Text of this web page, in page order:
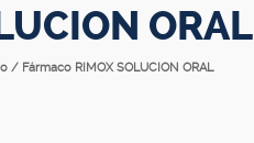
ORAL
/ Fármaco RIMOX SOLUCION ORAL